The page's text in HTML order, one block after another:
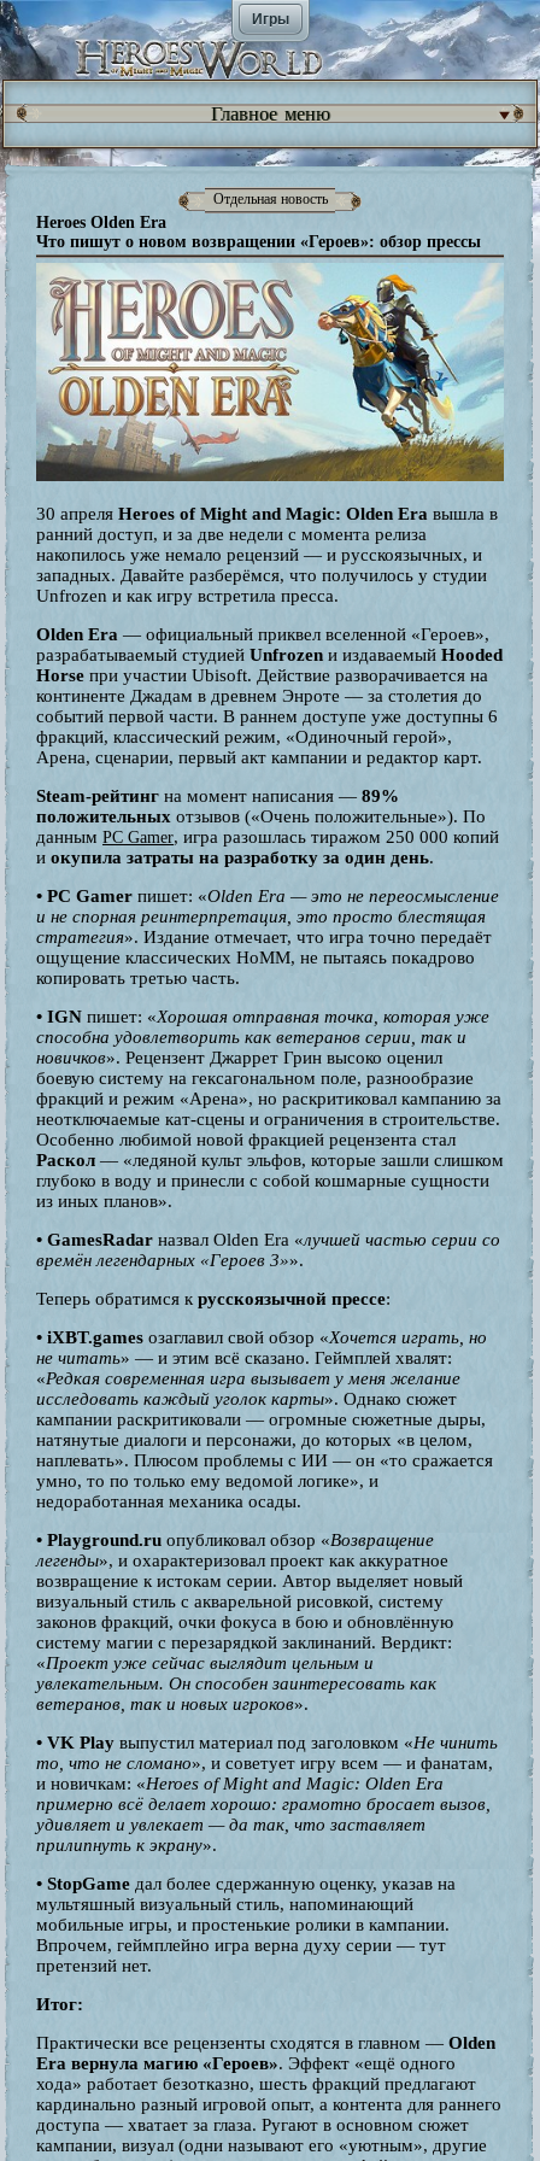
Игры
Главное меню
Отдельная новость
Heroes Olden Era
Что пишут о новом возвращении «Героев»: обзор прессы
30 апреля Heroes of Might and Magic: Olden Era вышла в
ранний доступ, и за две недели с момента релиза
накопилось уже немало рецензий — и русскоязычных, и
западных. Давайте разберёмся, что получилось у студии
Unfrozen и как игру встретила пресса.
Olden Era — официальный приквел вселенной «Героев»,
разрабатываемый студией Unfrozen и издаваемый Hooded
Horse при участии Ubisoft. Действие разворачивается на
континенте Джадам в древнем Энроте — за столетия до
событий первой части. В раннем доступе уже доступны 6
фракций, классический режим, «Одиночный герой»,
Арена, сценарии, первый акт кампании и редактор карт.
Steam-рейтинг на момент написания — 89%
положительных отзывов («Очень положительные»). По
данным PC Gamer, игра разошлась тиражом 250 000 копий
и окупила затраты на разработку за один день.
• PC Gamer пишет: «Olden Era — это не переосмысление
и не спорная реинтерпретация, это просто блестящая
стратегия». Издание отмечает, что игра точно передаёт
ощущение классических HoMM, не пытаясь покадрово
копировать третью часть.
• IGN пишет: «Хорошая отправная точка, которая уже
способна удовлетворить как ветеранов серии, так и
новичков». Рецензент Джаррет Грин высоко оценил
боевую систему на гексагональном поле, разнообразие
фракций и режим «Арена», но раскритиковал кампанию за
неотключаемые кат-сцены и ограничения в строительстве.
Особенно любимой новой фракцией рецензента стал
Раскол — «ледяной культ эльфов, которые зашли слишком
глубоко в воду и принесли с собой кошмарные сущности
из иных планов».
• GamesRadar назвал Olden Era «лучшей частью серии со
времён легендарных «Героев 3»».
Теперь обратимся к русскоязычной прессе:
• iXBT.games озаглавил свой обзор «Хочется играть, но
не читать» — и этим всё сказано. Геймплей хвалят:
«Редкая современная игра вызывает у меня желание
исследовать каждый уголок карты». Однако сюжет
кампании раскритиковали — огромные сюжетные дыры,
натянутые диалоги и персонажи, до которых «в целом,
наплевать». Плюсом проблемы с ИИ — он «то сражается
умно, то по только ему ведомой логике», и
недоработанная механика осады.
• Playground.ru опубликовал обзор «Возвращение
легенды», и охарактеризовал проект как аккуратное
возвращение к истокам серии. Автор выделяет новый
визуальный стиль с акварельной рисовкой, систему
законов фракций, очки фокуса в бою и обновлённую
систему магии с перезарядкой заклинаний. Вердикт:
«Проект уже сейчас выглядит цельным и
увлекательным. Он способен заинтересовать как
ветеранов, так и новых игроков».
• VK Play выпустил материал под заголовком «Не чинить
то, что не сломано», и советует игру всем — и фанатам,
и новичкам: «Heroes of Might and Magic: Olden Era
примерно всё делает хорошо: грамотно бросает вызов,
удивляет и увлекает — да так, что заставляет
прилипнуть к экрану».
• StopGame дал более сдержанную оценку, указав на
мультяшный визуальный стиль, напоминающий
мобильные игры, и простенькие ролики в кампании.
Впрочем, геймплейно игра верна духу серии — тут
претензий нет.
Итог:
Практически все рецензенты сходятся в главном — Olden
Era вернула магию «Героев». Эффект «ещё одного
хода» работает безотказно, шесть фракций предлагают
кардинально разный игровой опыт, а контента для раннего
доступа — хватает за глаза. Ругают в основном сюжет
кампании, визуал (одни называют его «уютным», другие